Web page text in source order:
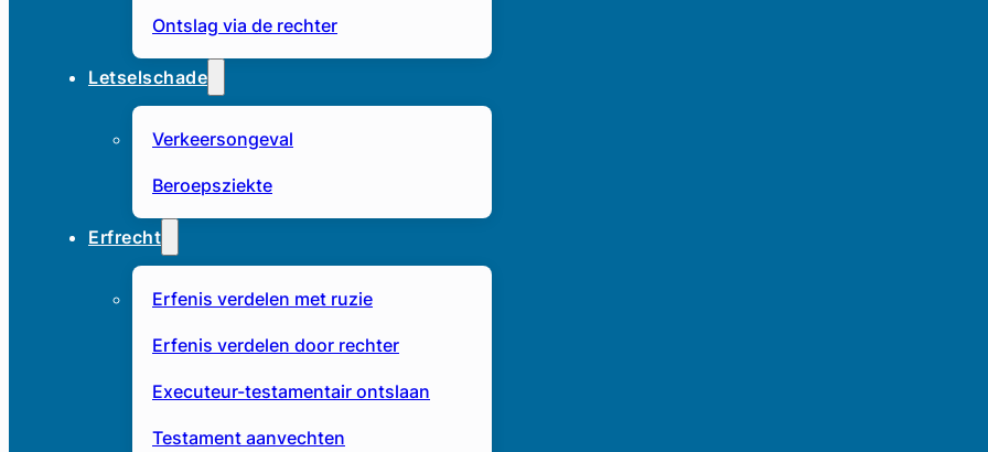
Ontslag via de rechter
Letselschade
Verkeersongeval
Beroepsziekte
Erfrecht
Erfenis verdelen met ruzie
Erfenis verdelen door rechter
Executeur-testamentair ontslaan
Testament aanvechten